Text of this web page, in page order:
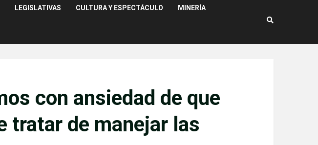
LEGISLATIVAS CULTURA Y ESPECTÁCULO MINERÍA
con ansiedad de que
tratar de manejar las